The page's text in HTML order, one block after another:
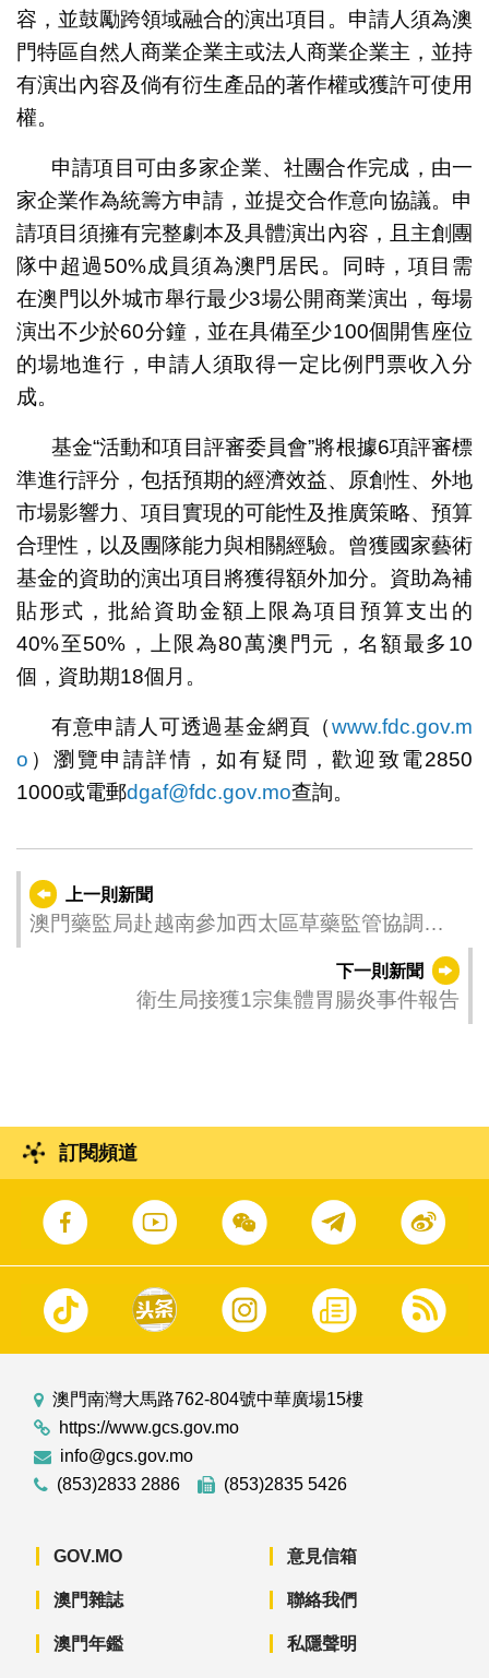
容，並鼓勵跨領域融合的演出項目。申請人須為澳
門特區自然人商業企業主或法人商業企業主，並持
有演出內容及倘有衍生產品的著作權或獲許可使用
權。
申請項目可由多家企業、社團合作完成，由一
家企業作為統籌方申請，並提交合作意向協議。申
請項目須擁有完整劇本及具體演出內容，且主創團
隊中超過50%成員須為澳門居民。同時，項目需
在澳門以外城市舉行最少3場公開商業演出，每場
演出不少於60分鐘，並在具備至少100個開售座位
的場地進行，申請人須取得一定比例門票收入分
成。
基金“活動和項目評審委員會”將根據6項評審標
準進行評分，包括預期的經濟效益、原創性、外地
市場影響力、項目實現的可能性及推廣策略、預算
合理性，以及團隊能力與相關經驗。曾獲國家藝術
基金的資助的演出項目將獲得額外加分。資助為補
貼形式，批給資助金額上限為項目預算支出的
40%至50%，上限為80萬澳門元，名額最多10
個，資助期18個月。
有意申請人可透過基金網頁（www.fdc.gov.m
o ）瀏覽申請詳情，如有疑問，歡迎致電2850
1000或電郵dgaf@fdc.gov.mo查詢。
上一則新聞
澳門藥監局赴越南參加西太區草藥監管協調論
下一則新聞
衛生局接獲1宗集體胃腸炎事件報告
訂閱頻道
澳門南灣大馬路762-804號中華廣場15樓
https://www.gcs.gov.mo
info@gcs.gov.mo
(853)2833 2886
(853)2835 5426
GOV.MO
澳門雜誌
澳門年鑑
意見信箱
聯絡我們
私隱聲明